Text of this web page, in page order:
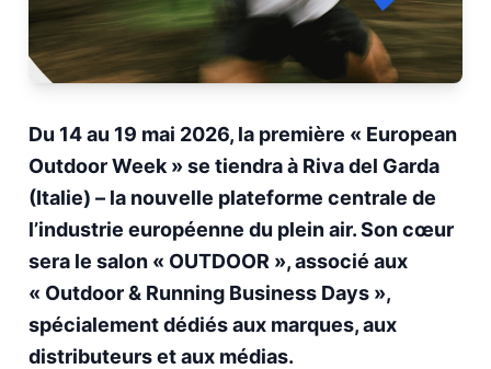
Du 14 au 19 mai 2026, la première « European
Outdoor Week » se tiendra à Riva del Garda
(Italie) – la nouvelle plateforme centrale de
l’industrie européenne du plein air. Son cœur
sera le salon « OUTDOOR », associé aux
« Outdoor & Running Business Days »,
spécialement dédiés aux marques, aux
distributeurs et aux médias.